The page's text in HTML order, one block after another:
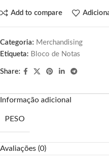
Add to compare
Categoria: Merchandising
Etiqueta: Bloco de Notas
Share:
Informação adicional
PESO
Avaliações (0)